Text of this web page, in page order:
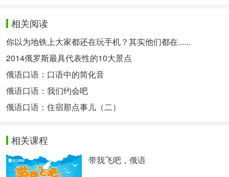
相关阅读
你以为地铁上大家都还在玩手机？其实他们都在......
2014俄罗斯最具代表性的10大景点
俄语口语：口语中的简化音
俄语口语：我们约会吧
俄语口语：住宿那点事儿（二）
相关课程
带我飞吧，俄语